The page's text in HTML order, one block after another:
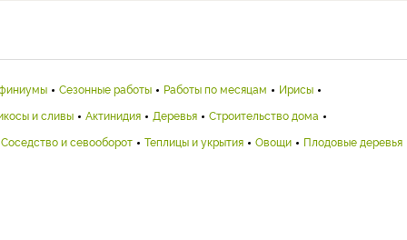
Сезонные работы Работы по месяцам
Ирисы
и сливы
Актинидия Деревья
Строительство дома
Соседство и севооборот
Теплицы и укрытия Овощи Плодовые деревья